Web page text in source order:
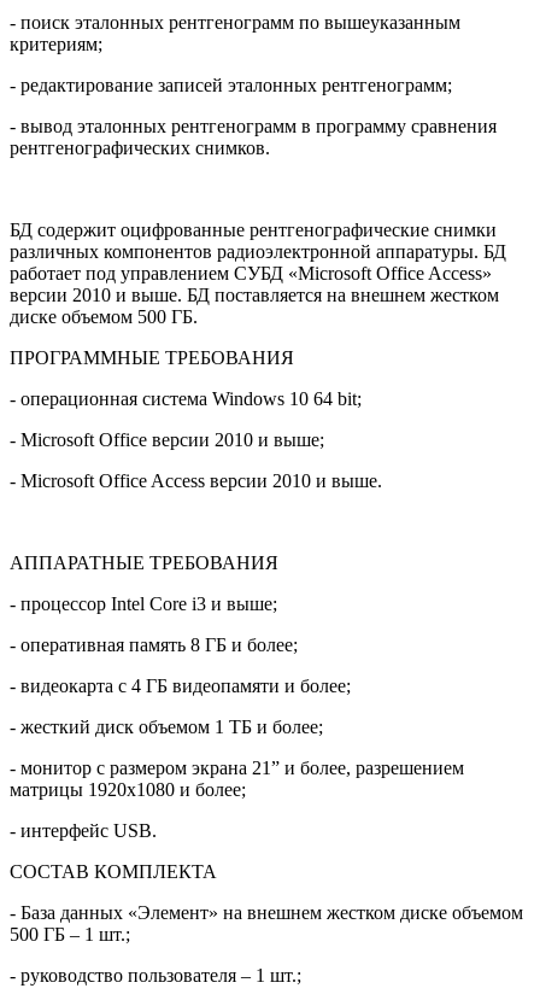
- поиск эталонных рентгенограмм по вышеуказанным
критериям;
- редактирование записей эталонных рентгенограмм;
- вывод эталонных рентгенограмм в программу сравнения
рентгенографических снимков.
БД содержит оцифрованные рентгенографические снимки
различных компонентов радиоэлектронной аппаратуры. БД
работает под управлением СУБД «Microsoft Office Access»
версии 2010 и выше. БД поставляется на внешнем жестком
диске объемом 500 ГБ.
ПРОГРАММНЫЕ ТРЕБОВАНИЯ
- операционная система Windows 10 64 bit;
- Microsoft Office версии 2010 и выше;
- Microsoft Office Access версии 2010 и выше.
АППАРАТНЫЕ ТРЕБОВАНИЯ
- процессор Intel Core i3 и выше;
- оперативная память 8 ГБ и более;
- видеокарта с 4 ГБ видеопамяти и более;
- жесткий диск объемом 1 ТБ и более;
- монитор с размером экрана 21” и более, разрешением
матрицы 1920х1080 и более;
- интерфейс USB.
СОСТАВ КОМПЛЕКТА
- База данных «Элемент» на внешнем жестком диске объемом
500 ГБ – 1 шт.;
- руководство пользователя – 1 шт.;